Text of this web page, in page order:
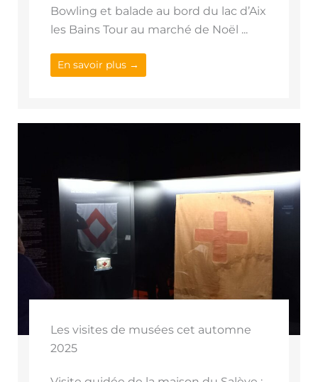
Bowling et balade au bord du lac d’Aix
les Bains Tour au marché de Noël ...
En savoir plus →
Les visites de musées cet automne
2025